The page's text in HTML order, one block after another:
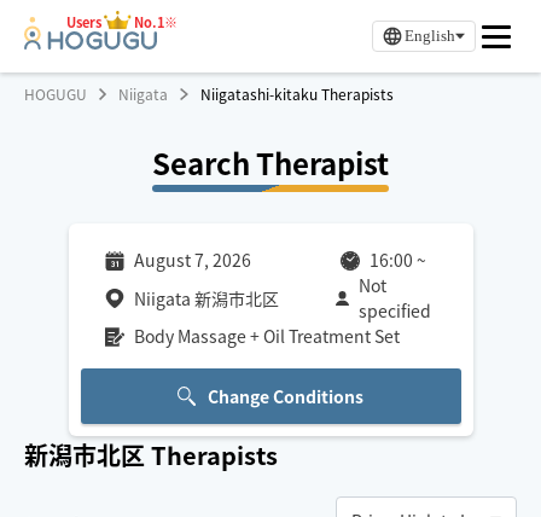
Users No.1※
English
HOGUGU Niigata Niigatashi-kitaku Therapists
Search Therapist
August 7, 2026 16:00 ~
Niigata 新潟市北区
Not
specified
Body Massage + Oil Treatment Set
Change Conditions
新潟市北区Therapists